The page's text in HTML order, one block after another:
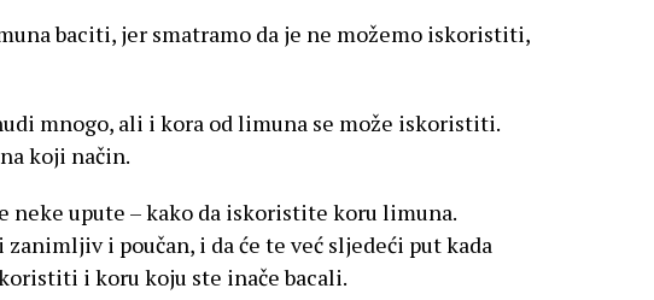
baciti, jer smatramo da je ne možemo iskoristiti,
mnogo, ali i kora od limuna se može iskoristiti.
koji način.
neke upute – kako da iskoristite koru limuna.
zanimljiv i poučan, i da će te već sljedeći put kada
i koru koju ste inače bacali.